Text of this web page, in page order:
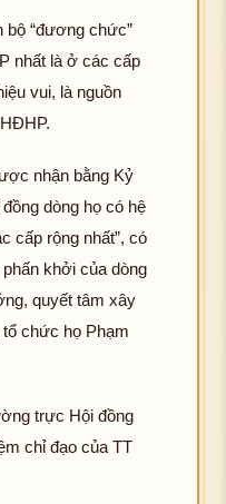
bộ “đương chức”
nhất là ở các cấp
vui, là nguồn
nhận bằng Kỷ
dòng họ có hệ
cấp rộng nhất”, có
khởi của dòng
quyết tâm xây
chức họ Phạm
trực Hội đồng
chỉ đạo của TT